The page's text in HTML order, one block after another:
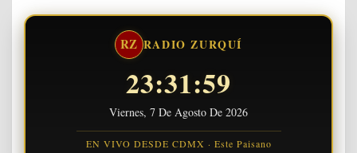
RZ RADIO ZURQUÍ
23:32:00
Viernes, 7 De Agosto De 2026
EN VIVO DESDE CDMX · Este Paisano